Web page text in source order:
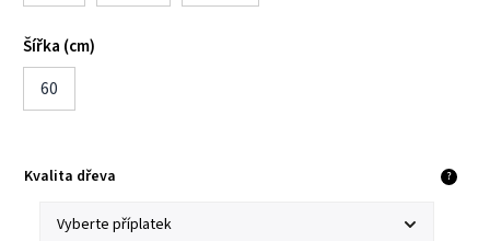
Šířka (cm)
60
Kvalita dřeva ?